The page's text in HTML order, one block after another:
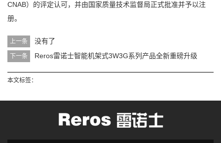
CNAB）的评定认可，并由国家质量技术监督局正式批准并予以注
册。
上一条 没有了
下一条 Reros雷诺士智能机架式3W3G系列产品全新重磅升级
本文标签：